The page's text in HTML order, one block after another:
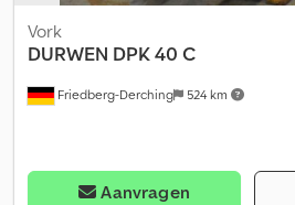
Friedberg-Derching 524 km
Vork
DURWEN DPK 40 C
Aanvragen